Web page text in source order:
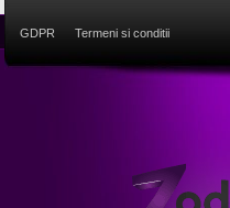
GDPR Termeni si conditii